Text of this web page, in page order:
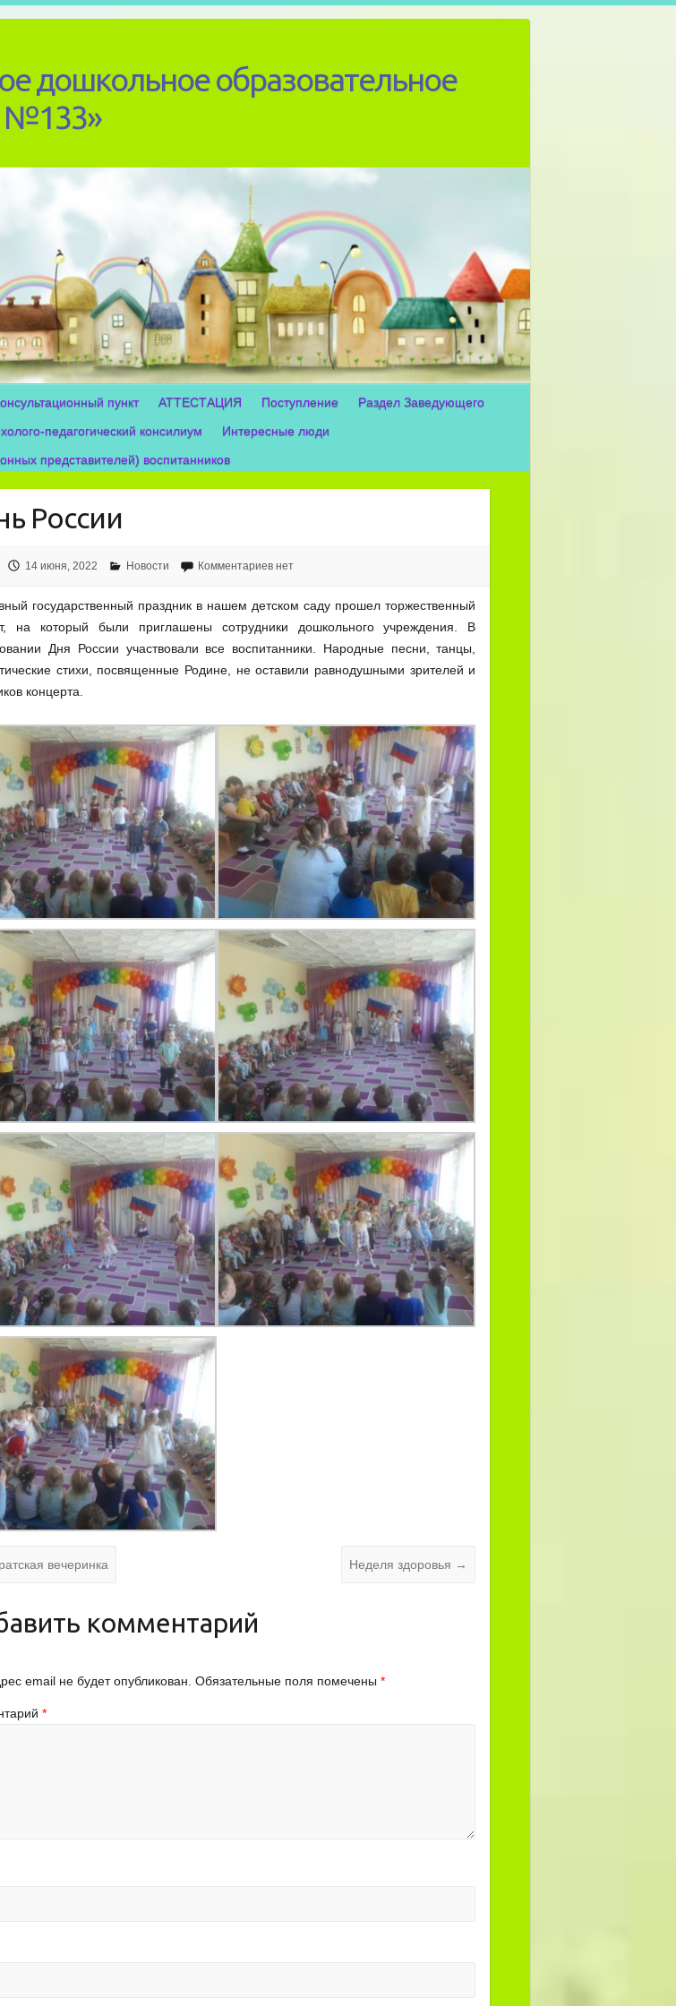
дошкольное образовательное
№133»
пункт АТТЕСТАЦИЯ Поступление
Раздел Заведующего
педагогический консилиум
Интересные люди
представителей) воспитанников
России
14 июня, 2022 Новости Комментариев нет
государственный праздник в нашем детском саду прошел торжественный
на который были приглашены сотрудники дошкольного учреждения. В
Дня России участвовали все воспитанники. Народные песни, танцы,
стихи, посвященные Родине, не оставили равнодушными зрителей и
концерта.
вечеринка Неделя здоровья →
комментарий
email не будет опубликован. Обязательные поля помечены*
*